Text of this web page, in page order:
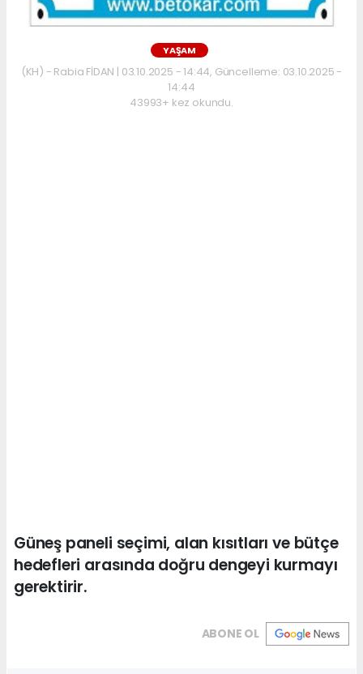
YAŞAM
(KH) - Rabia FİDAN | 03.10.2025 - 14:44, Güncelleme: 03.10.2025 -
14:44
43993+ kez okundu.
Güneş paneli seçimi, alan kısıtları ve bütçe
hedefleri arasında doğru dengeyi kurmayı
gerektirir.
ABONE OL